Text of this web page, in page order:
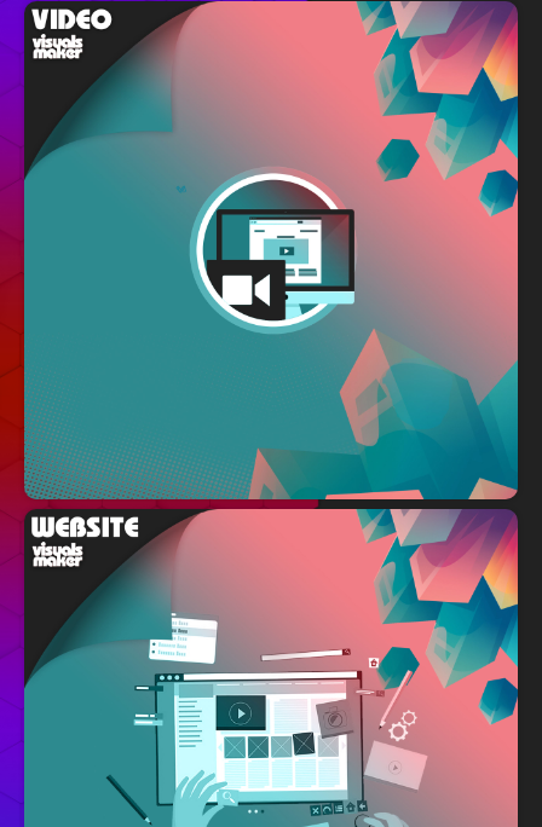
+
WEBSITE
CREATIONS VISUELLES/PORTFOLIO
WEB